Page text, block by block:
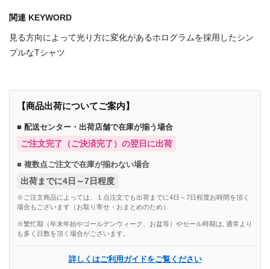
関連 KEYWORD
見る方向によって光り方に変化があるホログラムを採用したシン
プルなTシャツ
【商品出荷についてご案内】
■ 配送センター・出荷店舗で在庫が揃う場合
ご注文完了（ご決済完了）の翌日に出荷
■ 複数点ご注文で在庫が揃わない場合
出荷までに4日～7日程度
※ご注文商品によっては、１点注文でも出荷までに4日～7日程度お時間を頂く
場合もございます（お取り寄せ・おまとめのため）
※繁忙期（年末年始やゴールデンウィーク、お盆等）やセール時期は, 通常より
も多く日数を頂く場合がございます。
詳しくはご利用ガイドをご覧ください